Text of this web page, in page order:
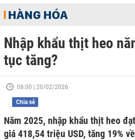
HÀNG HÓA
Nhập khẩu thịt heo
tục tăng?
08:00 | 20/02/2026
Chia sẻ
Năm 2025, nhập khẩu thịt heo
giá 418,54 triệu USD, tăng 19%